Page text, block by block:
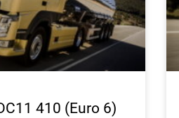
410 (Euro 6)